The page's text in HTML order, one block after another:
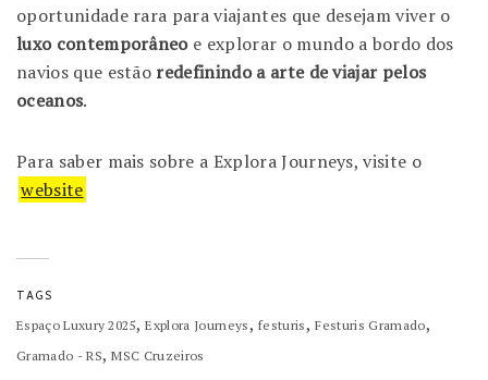
oportunidade rara para viajantes que desejam viver o
luxo contemporâneoe explorar o mundo a bordo dos
navios que estão redefinindo a arte de viajar pelos
oceanos.
Para saber mais sobre a Explora Journeys, visite o
website
TAGS
Espaço Luxury 2025,Explora Journeys,festuris,Festuris Gramado,
Gramado - RS,MSC Cruzeiros